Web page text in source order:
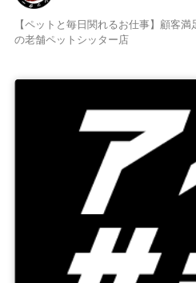
【ペットと毎日関れるお仕事】顧客
の老舗ペットシッター店